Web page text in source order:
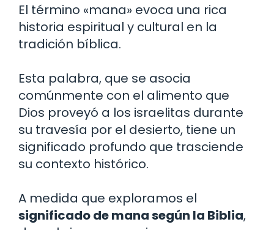
El término «mana» evoca una rica
historia espiritual y cultural en la
tradición bíblica.
Esta palabra, que se asocia
comúnmente con el alimento que
Dios proveyó a los israelitas durante
su travesía por el desierto, tiene un
significado profundo que trasciende
su contexto histórico.
A medida que exploramos el
significado de mana según la Biblia,